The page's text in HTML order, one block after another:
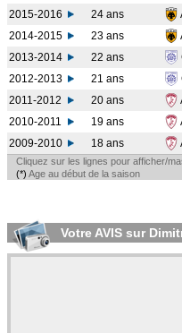
2015-2016
24 ans
2014-2015
23 ans
2013-2014
22 ans
2012-2013
21 ans
2011-2012
20 ans
2010-2011
19 ans
2009-2010
18 ans
Cliquez sur les lignes pour afficher/
(*) Age au début de la saison
Votre AVIS sur